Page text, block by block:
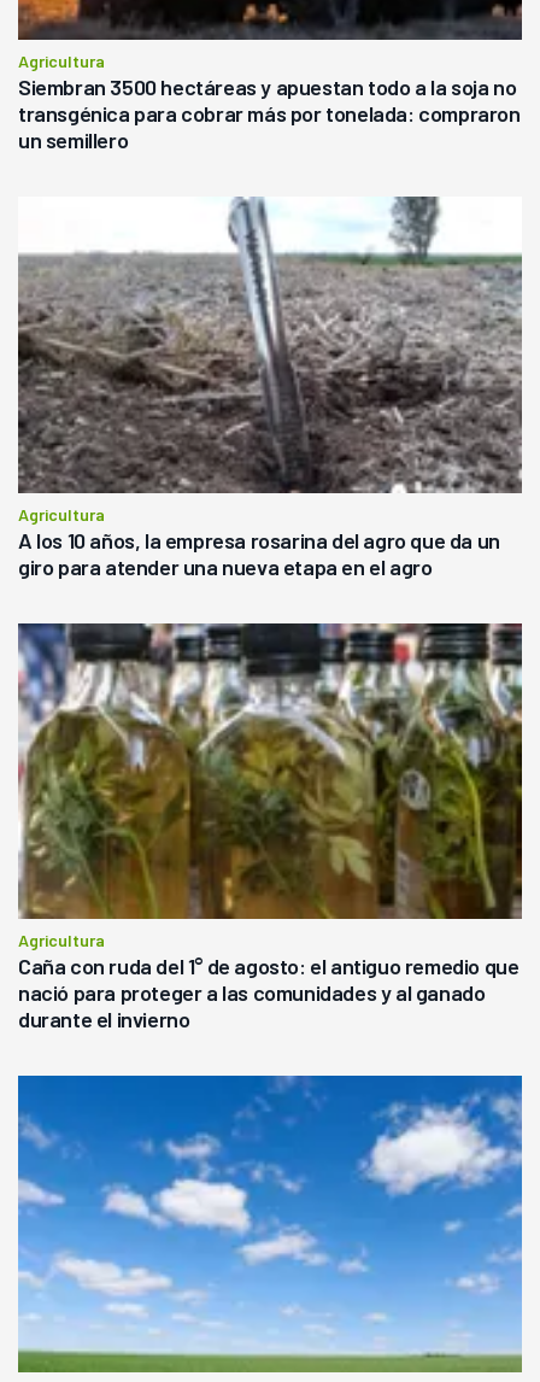
Agricultura
Siembran 3500 hectáreas y apuestan todo a la soja no
transgénica para cobrar más por tonelada: compraron
un semillero
Agricultura
A los 10 años, la empresa rosarina del agro que da un
giro para atender una nueva etapa en el agro
Agricultura
Caña con ruda del 1° de agosto: el antiguo remedio que
nació para proteger a las comunidades y al ganado
durante el invierno